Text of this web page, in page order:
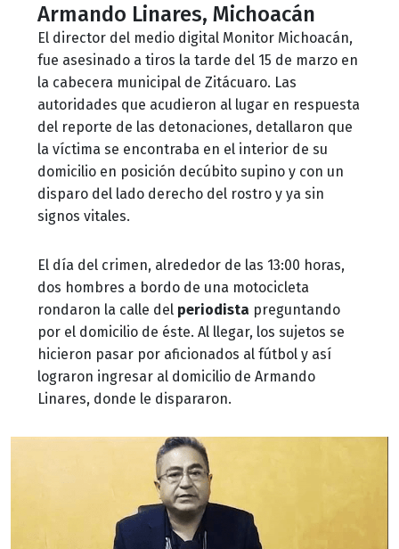
Armando Linares, Michoacán
El director del medio digital Monitor Michoacán,
fue asesinado a tiros la tarde del 15 de marzo en
la cabecera municipal de Zitácuaro. Las
autoridades que acudieron al lugar en respuesta
del reporte de las detonaciones, detallaron que
la víctima se encontraba en el interior de su
domicilio en posición decúbito supino y con un
disparo del lado derecho del rostro y ya sin
signos vitales.
El día del crimen, alrededor de las 13:00 horas,
dos hombres a bordo de una motocicleta
rondaron la calle del periodista preguntando
por el domicilio de éste. Al llegar, los sujetos se
hicieron pasar por aficionados al fútbol y así
lograron ingresar al domicilio de Armando
Linares, donde le dispararon.